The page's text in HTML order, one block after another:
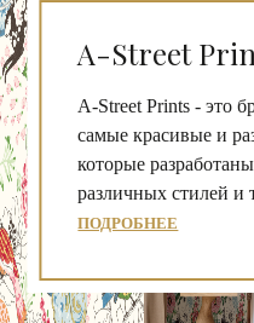
A-Street
A-Street Prints - это
самые красивые и
которые
различных стилей и
ПОДРОБНЕЕ